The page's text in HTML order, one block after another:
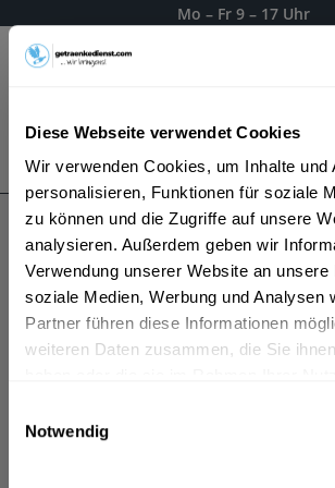
Diese Webseite verwendet Cookies
Wir verwenden Cookies, um Inhalte und
personalisieren, Funktionen für soziale
zu können und die Zugriffe auf unsere
analysieren. Außerdem geben wir
Verwendung unserer Website an unsere
soziale Medien, Werbung und Analysen
Partner führen diese Informationen
weiteren Daten zusammen, die Sie
Notwendig
Mo – Fr 9 – 17 Uhr
Es gilt
Glenlivet Whisky